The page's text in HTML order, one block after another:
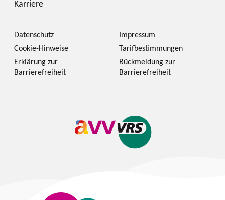
Karriere
Datenschutz
Impressum
Cookie-Hinweise
Tarifbestimmungen
Erklärung zur
Barrierefreiheit
Rückmeldung zur
Barrierefreiheit